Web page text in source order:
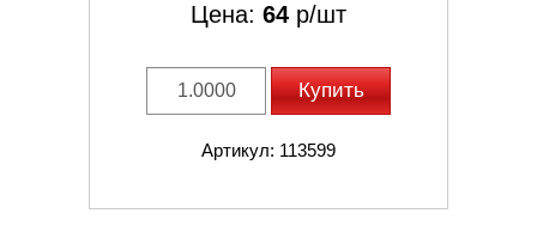
Цена: 64 р/шт
Купить
Артикул: 113599